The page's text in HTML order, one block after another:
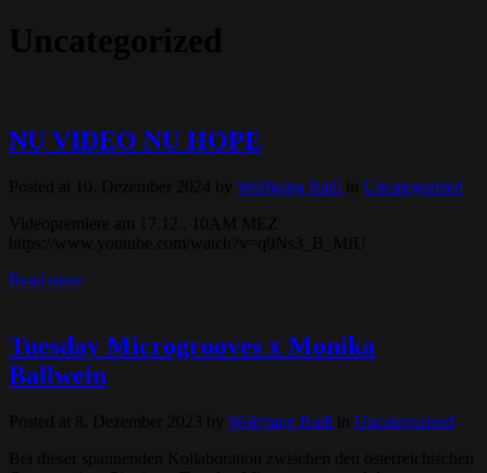
NU VIDEO NU HOPE
Wolfgang Radl
Uncategorized
Read more
Tuesday Microgrooves x Monika
Ballwein
Wolfgang Radl
Uncategorized